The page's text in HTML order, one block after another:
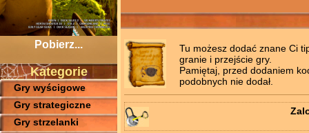
Pobierz...
Kategorie
Gry wyścigowe
Gry strategiczne
Gry strzelanki
Tu możesz dodać znane Ci
granie i przejście gry.
Pamiętaj, przed dodaniem
podobnych nie dodał.